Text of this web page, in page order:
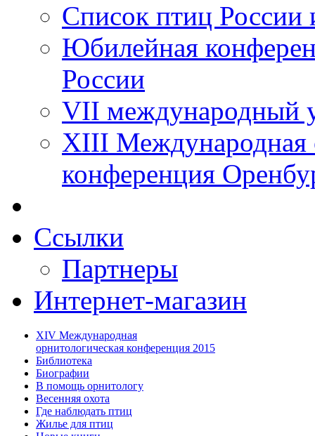
Список птиц России
Юбилейная
России
VII международный
XIII Международная
конференция
Ссылки
Партнеры
Интернет-магазин
XIV Международная
орнитологическая конференция 2015
Библиотека
Биографии
В помощь орнитологу
Весенняя охота
Где наблюдать птиц
Жилье для птиц